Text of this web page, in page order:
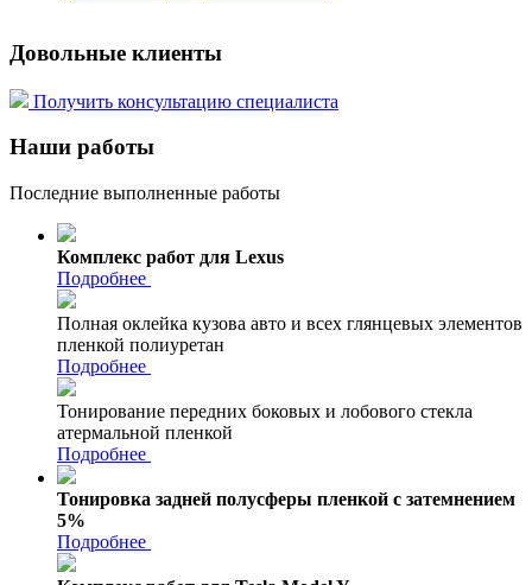
Довольные клиенты
Получить консультацию специалиста
Наши работы
Последние выполненные работы
Комплекс работ для Lexus
Подробнее
Полная оклейка кузова авто и всех глянцевых элементов
пленкой полиуретан
Подробнее
Тонирование передних боковых и лобового стекла
атермальной пленкой
Подробнее
Тонировка задней полусферы пленкой с затемнением
5%
Подробнее